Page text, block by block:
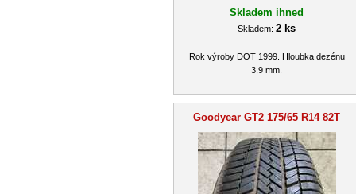
Skladem ihned
Skladem: 2 ks
Rok výroby DOT 1999. Hloubka dezénu
3,9 mm.
Goodyear GT2 175/65 R14 82T